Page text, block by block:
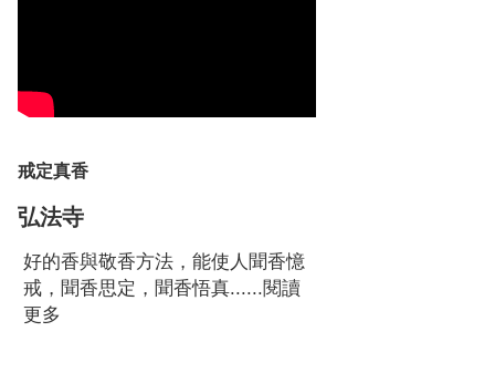
戒定真香
弘法寺
好的香與敬香方法，能使人聞香憶
戒，聞香思定，聞香悟真......閱讀
更多